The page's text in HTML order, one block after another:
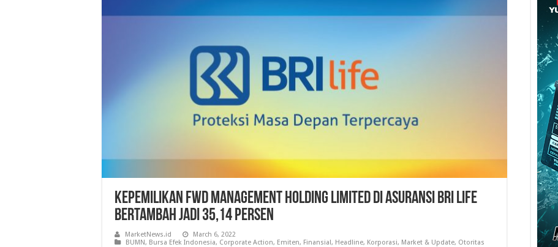
Kepemilikan FWD Management Holding Limited Di Asuransi BRI Life
Bertambah Jadi 35,14 Persen
MarketNews.id
March 6, 2022
BUMN, Bursa Efek Indonesia, Corporate Action, Emiten, Finansial, Headline, Korporasi, Market & Update, Otoritas